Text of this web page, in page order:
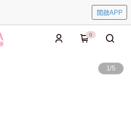
開啟APP
0
1/5